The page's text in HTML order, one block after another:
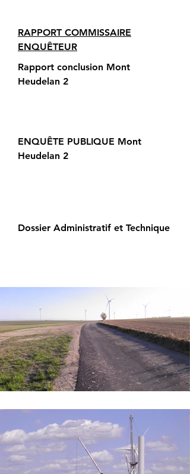
RAPPORT COMMISSAIRE
ENQUÊTEUR
Rapport conclusion Mont
Heudelan 2
ENQUÊTE PUBLIQUE Mont
Heudelan 2
Dossier Administratif et Technique